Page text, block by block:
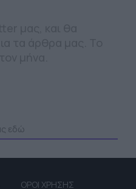
ΟΡΟΙ ΧΡΗΣΗΣ